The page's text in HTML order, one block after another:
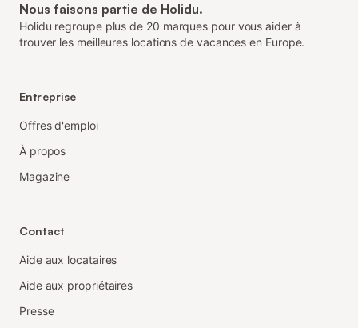
Nous faisons partie de Holidu.
Holidu regroupe plus de 20 marques pour vous aider à
trouver les meilleures locations de vacances en Europe.
Entreprise
Offres d'emploi
À propos
Magazine
Contact
Aide aux locataires
Aide aux propriétaires
Presse